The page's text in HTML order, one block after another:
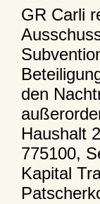
GR Carli
den
Haushalt
775100,
Kapital